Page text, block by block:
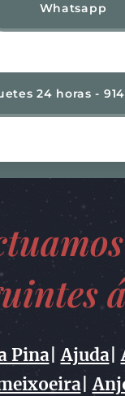
Whatsapp
24 horas -
Pina|Ajuda|
|